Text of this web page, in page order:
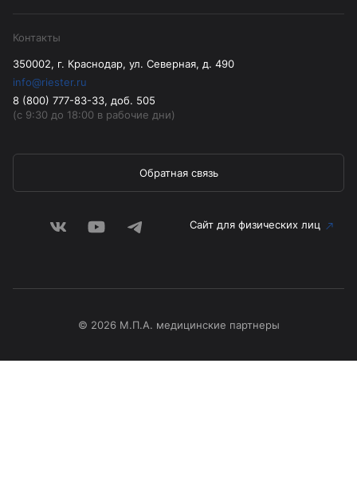
Контакты
350002, г. Краснодар, ул. Северная, д. 490
info@riester.ru
8 (800) 777-83-33, доб. 505
(с 9:30 до 18:00 в рабочие дни)
Обратная связь
Сайт для физических лиц
© 2026 М.П.А. медицинские партнеры